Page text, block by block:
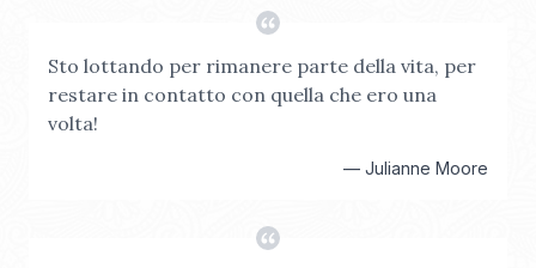
Sto lottando per rimanere parte della vita, per
restare in contatto con quella che ero una
volta!
— Julianne Moore